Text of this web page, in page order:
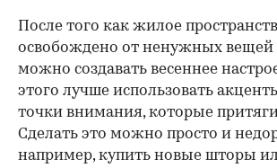
После того как жилое
освобождено от ненужных вещей
можно создавать весеннее
этого лучше использовать
точки внимания, которые
Сделать это можно просто и
например, купить новые шторы